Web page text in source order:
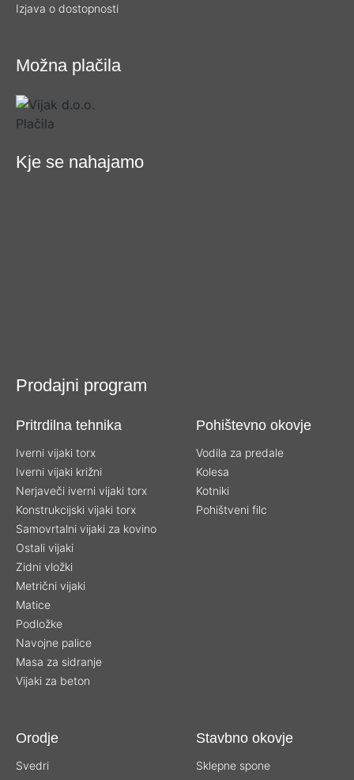
Izjava o dostopnosti
Možna plačila
Kje se nahajamo
Prodajni program
Pritrdilna tehnika
Iverni vijaki torx
Iverni vijaki križni
Nerjaveči iverni vijaki torx
Konstrukcijski vijaki torx
Samovrtalni vijaki za kovino
Ostali vijaki
Zidni vložki
Metrični vijaki
Matice
Podložke
Navojne palice
Masa za sidranje
Vijaki za beton
Pohištevno okovje
Vodila za predale
Kolesa
Kotniki
Pohištveni filc
Orodje
Svedri
Stavbno okovje
Sklepne spone